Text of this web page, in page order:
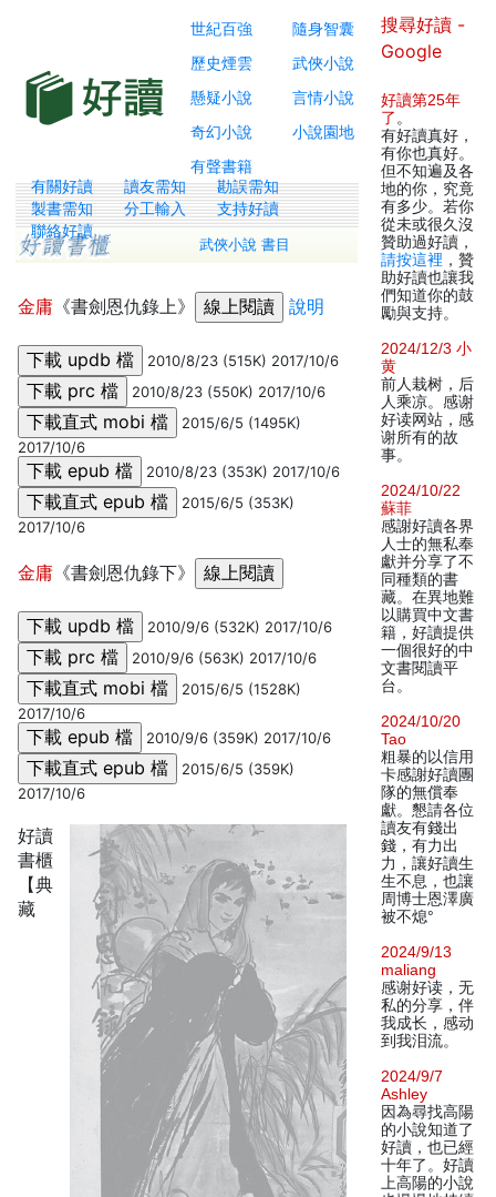
世紀百強
隨身智囊
歷史煙雲
武俠小說
懸疑小說
言情小說
奇幻小說
小說園地
有聲書籍
有關好讀 讀友需知
勘誤需知
製書需知
分工輸入
支持好讀
聯絡好讀
武俠小說 書目
金庸 《書劍恩仇錄上》 說明
2010/8/23 (515K) 2017/10/6
2010/8/23 (550K) 2017/10/6
2015/6/5 (1495K)
2017/10/6
2010/8/23 (353K) 2017/10/6
2015/6/5 (353K)
2017/10/6
金庸 《書劍恩仇錄下》
2010/9/6 (532K) 2017/10/6
2010/9/6 (563K) 2017/10/6
2015/6/5 (1528K)
2017/10/6
2010/9/6 (359K) 2017/10/6
2015/6/5 (359K)
2017/10/6
好讀
書櫃
【典
藏
搜尋好讀 -
Google
好讀第25年
了 。
有好讀真好，
有你也真好。
但不知遍及各
地的你，究竟
有多少。若你
從未或很久沒
贊助過好讀，
請按這裡 ，贊
助好讀也讓我
們知道你的鼓
勵與支持。
2024/12/3 小
黄
前人栽树，后
人乘凉。感谢
好读网站，感
谢所有的故
事。
2024/10/22
蘇菲
感謝好讀各界
人士的無私奉
獻并分享了不
同種類的書
藏。在異地難
以購買中文書
籍，好讀提供
一個很好的中
文書閱讀平
台。
2024/10/20
Tao
粗暴的以信用
卡感謝好讀團
隊的無償奉
獻。懇請各位
讀友有錢出
錢，有力出
力，讓好讀生
生不息，也讓
周博士恩澤廣
被不熄°
2024/9/13
maliang
感谢好读，无
私的分享，伴
我成长，感动
到我泪流。
2024/9/7
Ashley
因為尋找高陽
的小說知道了
好讀，也已經
十年了。好讀
上高陽的小說